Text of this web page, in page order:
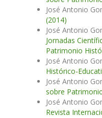
José Antonio
(2014)
José Antonio
Jornadas
Patrimonio
José Antonio
Histórico-
José Antonio
sobre
José Antonio
Revista